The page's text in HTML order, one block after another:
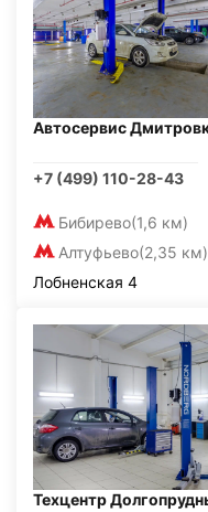
Автосервис
+7 (499) 110-28-43
Бибирево(1,6 км)
Алтуфьево(2,35 км)
Лобненская 4
Техцентр